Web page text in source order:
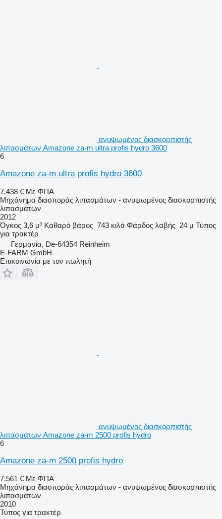
ανυψωμένος διασκορπιστής
λιπασμάτων Amazone za-m ultra profis hydro 3600
6
Amazone za-m ultra profis hydro 3600
7.438 € Με ΦΠΑ
Μηχάνημα διασποράς λιπασμάτων - ανυψωμένος διασκορπιστής
λιπασμάτων
2012
Όγκος 3,6 μ³ Καθαρό βάρος 743 κιλά Φάρδος λαβής 24 μ Τύπος
για τρακτέρ
Γερμανία, De-64354 Reinheim
E-FARM GmbH
Επικοινωνία με τον πωλητή
ανυψωμένος διασκορπιστής
λιπασμάτων Amazone za-m 2500 profis hydro
6
Amazone za-m 2500 profis hydro
7.561 € Με ΦΠΑ
Μηχάνημα διασποράς λιπασμάτων - ανυψωμένος διασκορπιστής
λιπασμάτων
2010
Τύπος για τρακτέρ